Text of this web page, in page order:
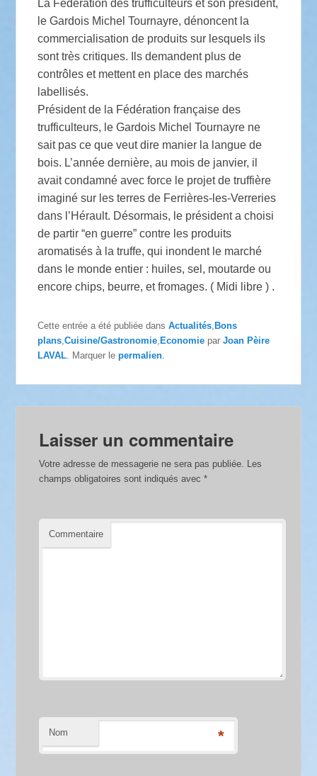
La Fédération des trufficulteurs et son président,
le Gardois Michel Tournayre, dénoncent la
commercialisation de produits sur lesquels ils
sont très critiques. Ils demandent plus de
contrôles et mettent en place des marchés
labellisés.
Président de la Fédération française des
trufficulteurs, le Gardois Michel Tournayre ne
sait pas ce que veut dire manier la langue de
bois. L’année dernière, au mois de janvier, il
avait condamné avec force le projet de truffière
imaginé sur les terres de Ferrières-les-Verreries
dans l’Hérault. Désormais, le président a choisi
de partir “en guerre” contre les produits
aromatisés à la truffe, qui inondent le marché
dans le monde entier : huiles, sel, moutarde ou
encore chips, beurre, et fromages. ( Midi libre ) .
Cette entrée a été publiée dansActualités ,Bons
plans ,Cuisine/Gastronomie ,Economie parJoan Pèire
LAVAL . Marquer lepermalien
Laisser un commentaire
Votre adresse de messagerie ne sera pas publiée. Les
champs obligatoires sont indiqués avec*
Commentaire
Nom *